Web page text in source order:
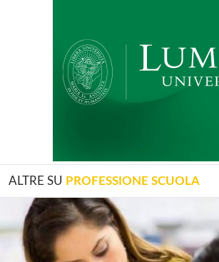
ALTRE SU PROFESSIONE SCUOLA